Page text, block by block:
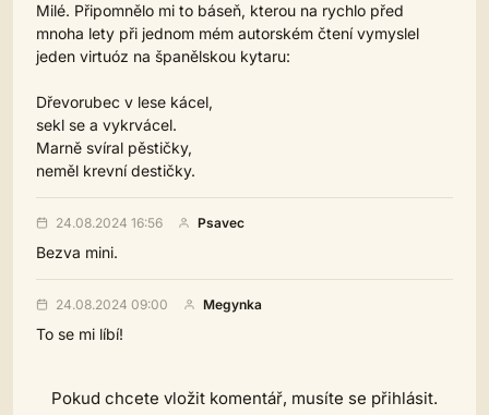
Milé. Připomnělo mi to báseň, kterou na rychlo před
mnoha lety při jednom mém autorském čtení vymyslel
jeden virtuóz na španělskou kytaru:
Dřevorubec v lese kácel,
sekl se a vykrvácel.
Marně svíral pěstičky,
neměl krevní destičky.
24.08.2024 16:56 Psavec
Bezva mini.
24.08.2024 09:00 Megynka
To se mi líbí!
Pokud chcete vložit komentář, musíte se přihlásit.